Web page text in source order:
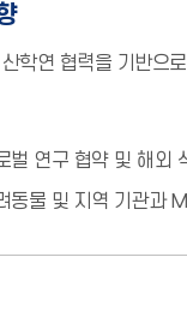
학연 협력을 기반으
벌 연구 협약 및 해외
동물 및 지역 기관과